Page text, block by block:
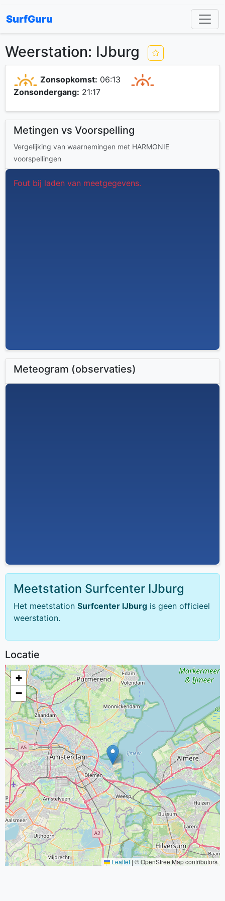
SurfGuru
Weerstation: IJburg
Zonsopkomst: 06:13
Zonsondergang: 21:17
Metingen vs Voorspelling
Vergelijking van waarnemingen met HARMONIE
voorspellingen
Fout bij laden van meetgegevens.
Meteogram (observaties)
Meetstation Surfcenter IJburg
Het meetstation Surfcenter IJburg is geen officieel
weerstation.
Locatie
+
−
Leaflet | © OpenStreetMap contributors